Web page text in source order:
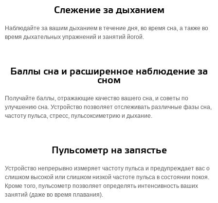
Слежение за дыханием
Наблюдайте за вашим дыханием в течение дня, во время сна, а также во
время дыхательных упражнений и занятий йогой.
Баллы сна и расширенное наблюдение за
сном
Получайте баллы, отражающие качество вашего сна, и советы по
улучшению сна. Устройство позволяет отслеживать различные фазы сна,
частоту пульса, стресс, пульсоксиметрию и дыхание.
Пульсометр на запястье
Устройство непрерывно измеряет частоту пульса и предупреждает вас о
слишком высокой или слишком низкой частоте пульса в состоянии покоя.
Кроме того, пульсометр позволяет определять интенсивность ваших
занятий (даже во время плавания).